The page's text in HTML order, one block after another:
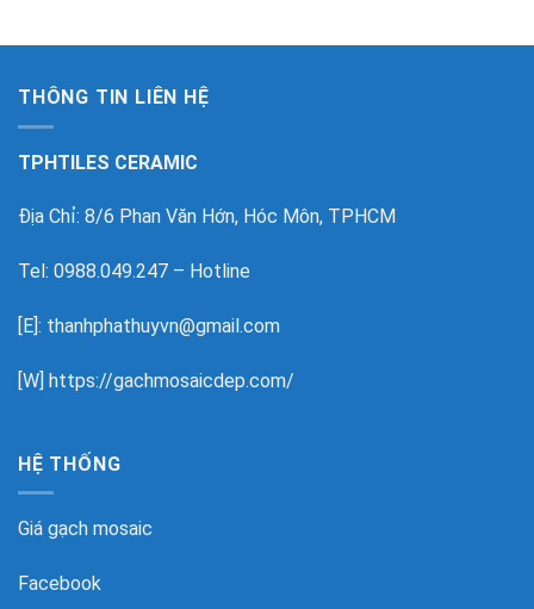
THÔNG TIN LIÊN HỆ
TPHTILES CERAMIC
Địa Chỉ: 8/6 Phan Văn Hớn, Hóc Môn, TPHCM
Tel: 0988.049.247 – Hotline
[E]: thanhphathuyvn@gmail.com
[W] https://gachmosaicdep.com/
HỆ THỐNG
Giá gạch mosaic
Facebook